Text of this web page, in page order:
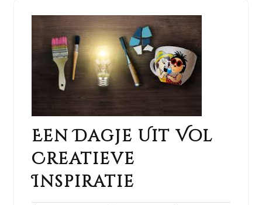
Een Dagje Uit Vol
Creatieve
Inspiratie